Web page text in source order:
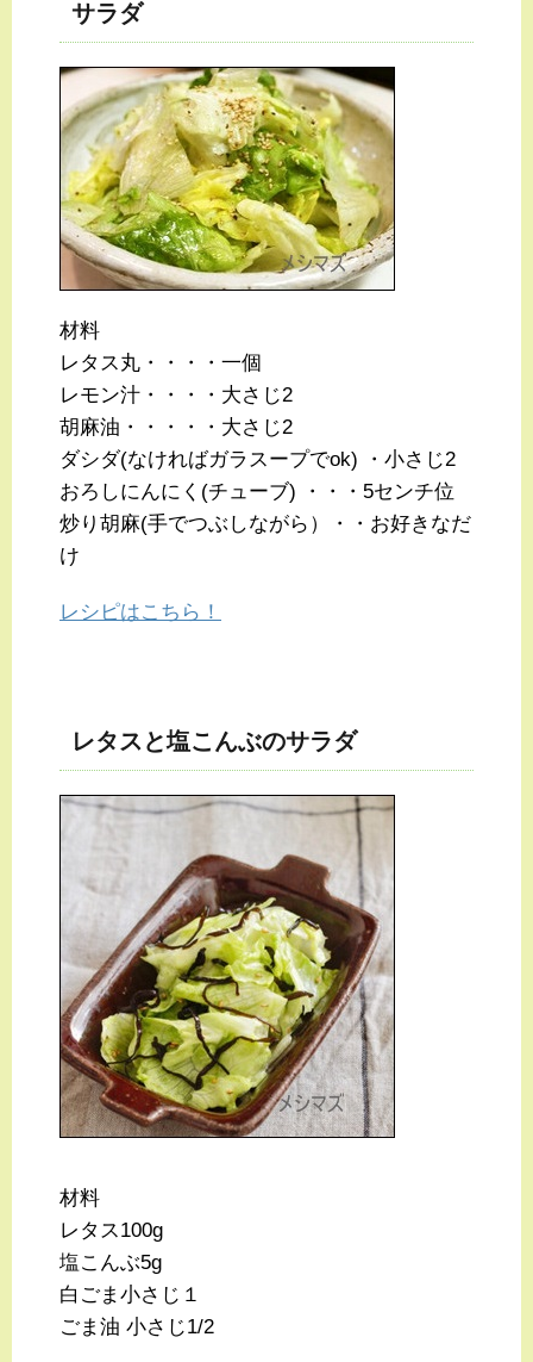
サラダ
材料
レタス丸・・・・一個
レモン汁・・・・大さじ2
胡麻油・・・・・大さじ2
ダシダ(なければガラスープでok) ・小さじ2
おろしにんにく(チューブ) ・・・5センチ位
炒り胡麻(手でつぶしながら）・・お好きなだ
け
レシピはこちら！
レタスと塩こんぶのサラダ
材料
レタス100g
塩こんぶ5g
白ごま小さじ１
ごま油 小さじ1/2